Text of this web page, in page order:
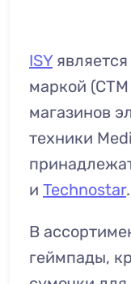
ISYявляется
маркой (СТМ
магазинов
техники
и Technostar.
В
геймпады,